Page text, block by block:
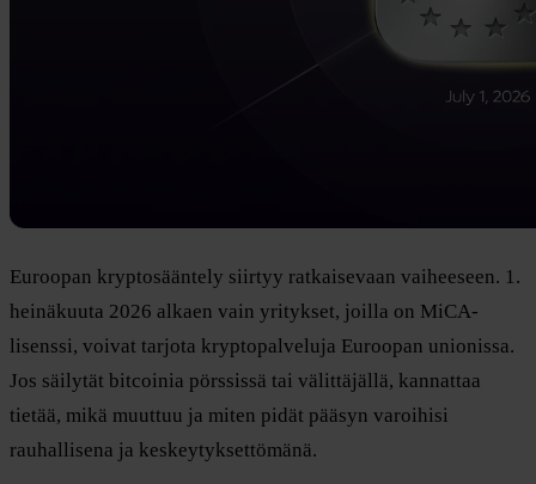
Euroopan kryptosääntely siirtyy ratkaisevaan vaiheeseen. 1.
heinäkuuta 2026 alkaen vain yritykset, joilla on MiCA-
lisenssi, voivat tarjota kryptopalveluja Euroopan unionissa.
Jos säilytät bitcoinia pörssissä tai välittäjällä, kannattaa
tietää, mikä muuttuu ja miten pidät pääsyn varoihisi
rauhallisena ja keskeytyksettömänä.